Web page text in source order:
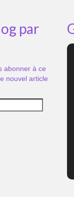
par
abonner à ce
nouvel article